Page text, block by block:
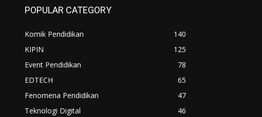
POPULAR CATEGORY
Komik Pendidikan
140
KIPIN
125
Event Pendidikan
78
EDTECH
65
Fenomena Pendidikan
47
Teknologi Digital
46